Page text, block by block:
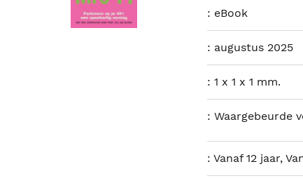
: eBook
: augustus 2025
: 1 x 1 x 1 mm.
: Waargebeurde
: Vanaf 12 jaar,